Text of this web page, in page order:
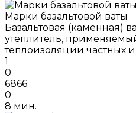
Марки базальтовой ваты
Базальтовая (каменная)
утеплитель,
теплоизоляции частных
1
0
6866
0
8 мин.